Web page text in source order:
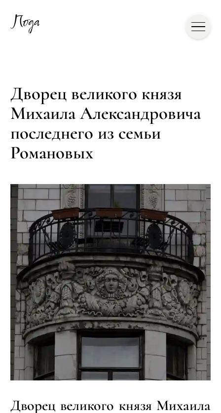
Дворец великого князя
Михаила Александровича
последнего из семьи
Романовых
Дворец великого князя Михаила